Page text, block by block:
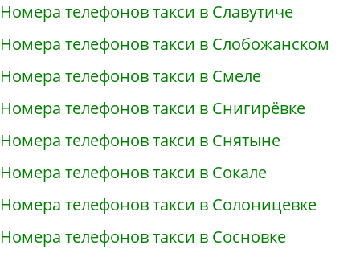
Номера телефонов такси в Славутиче
Номера телефонов такси в Слобожанском
Номера телефонов такси в Смеле
Номера телефонов такси в Снигирёвке
Номера телефонов такси в Снятыне
Номера телефонов такси в Сокале
Номера телефонов такси в Солоницевке
Номера телефонов такси в Сосновке